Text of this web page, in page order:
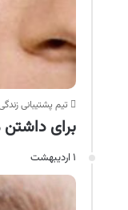
تیم پشتیبانی
برای داشتن
۱ اردیبهشت